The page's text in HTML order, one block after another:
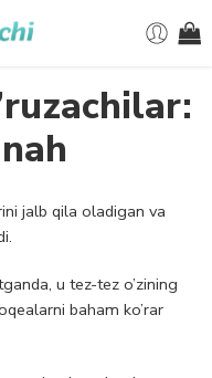
jalb qila oladigan va
u tez-tez o’zining
baham ko’rar